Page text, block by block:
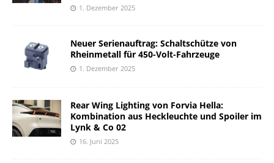
1. Dezember 2025
Neuer Serienauftrag: Schaltschütze von
Rheinmetall für 450-Volt-Fahrzeuge
1. Dezember 2025
Rear Wing Lighting von Forvia Hella:
Kombination aus Heckleuchte und Spoiler im
Lynk & Co 02
16. Juni 2025